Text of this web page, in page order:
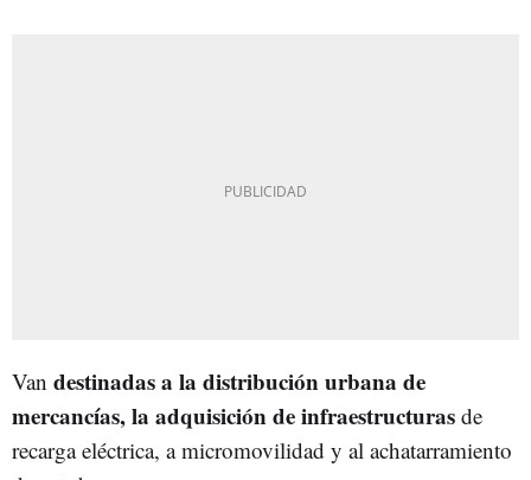
Van destinadas a la distribución urbana de
mercancías, la adquisición de infraestructuras de
recarga eléctrica, a micromovilidad y al achatarramiento